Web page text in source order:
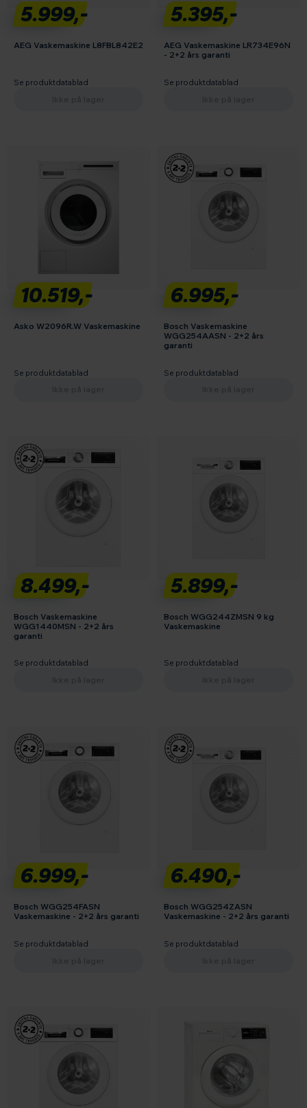
5.999,-
AEG Vaskemaskine L8FBL842E2
Se produktdatablad
5.395,-
AEG Vaskemaskine LR734E96N
- 2+2 års garanti
Se produktdatablad
10.519,-
Asko W2096R.W Vaskemaskine
Se produktdatablad
6.995,-
Bosch Vaskemaskine
WGG254AASN - 2+2 års
garanti
Se produktdatablad
8.499,-
Bosch Vaskemaskine
WGG1440MSN - 2+2 års
garanti
Se produktdatablad
5.899,-
Bosch WGG244ZMSN 9 kg
Vaskemaskine
Se produktdatablad
6.999,-
Bosch WGG254FASN
Vaskemaskine - 2+2 års garanti
Se produktdatablad
6.490,-
Bosch WGG254ZASN
Vaskemaskine - 2+2 års garanti
Se produktdatablad